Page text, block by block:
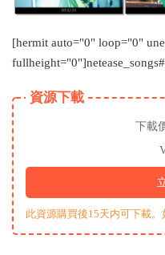
[hermit auto="0" loop="0"
資源下載
下載
此資源購買後15天内可下載